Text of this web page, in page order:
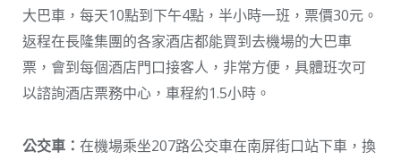
大巴車，每天10點到下午4點，半小時一班，票價30元。
返程在長隆集團的各家酒店都能買到去機場的大巴車
票，會到每個酒店門口接客人，非常方便，具體班次可
以諮詢酒店票務中心，車程約1.5小時。
公交車： 在機場乘坐207路公交車在南屏街口站下車，換